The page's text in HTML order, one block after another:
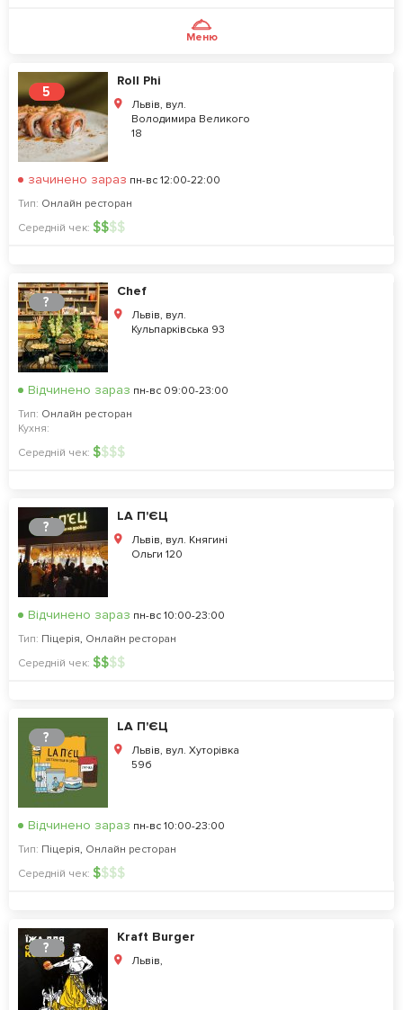
Меню
5
Roll Phi
Львів, вул.
Володимира Великого
18
зачинено зараз пн-вс 12:00-22:00
Тип: Онлайн ресторан
Середній чек: $$$$
?
Chef
Львів, вул.
Кульпарківська 93
Відчинено зараз пн-вс 09:00-23:00
Тип: Онлайн ресторан
Кухня:
Середній чек: $$$$
?
LA П'ЄЦ
Львів, вул. Княгині
Ольги 120
Відчинено зараз пн-вс 10:00-23:00
Тип: Піцерія, Онлайн ресторан
Середній чек: $$$$
?
LA П'ЄЦ
Львів, вул. Хуторівка
59б
Відчинено зараз пн-вс 10:00-23:00
Тип: Піцерія, Онлайн ресторан
Середній чек: $$$$
?
Kraft Burger
Львів,